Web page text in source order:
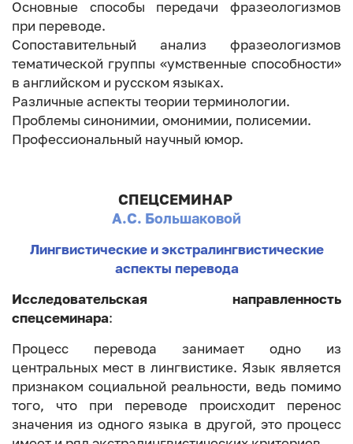
Основные способы передачи фразеологизмов
при переводе.
Сопоставительный анализ фразеологизмов
тематической группы «умственные способности»
в английском и русском языках.
Различные аспекты теории терминологии.
Проблемы синонимии, омонимии, полисемии.
Профессиональный научный юмор.
СПЕЦСЕМИНАР
А.С. Большаковой
Лингвистические и экстралингвистические
аспекты перевода
Исследовательская направленность
спецсеминара:
Процесс перевода занимает одно из
центральных мест в лингвистике. Язык является
признаком социальной реальности, ведь помимо
того, что при переводе происходит перенос
значения из одного языка в другой, это процесс